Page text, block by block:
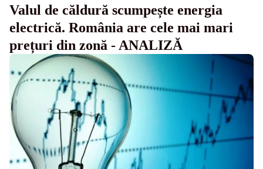
Valul de căldură scumpește energia
electrică. România are cele mai mari
prețuri din zonă - ANALIZĂ